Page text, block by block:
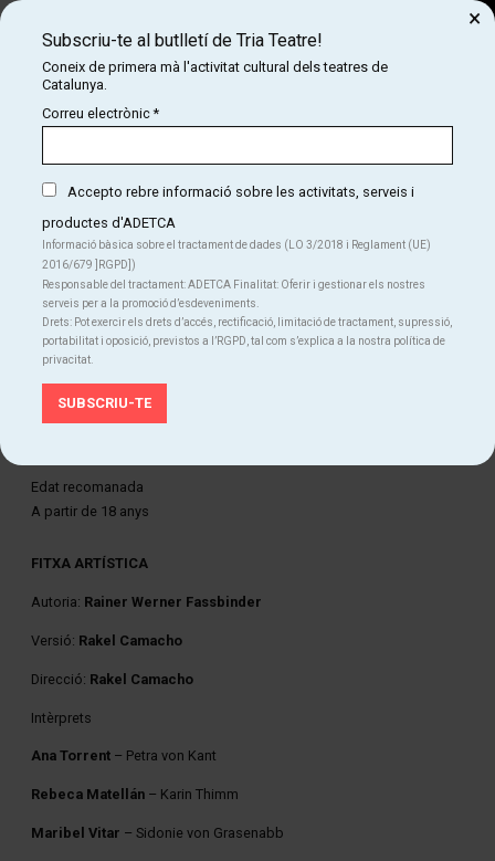
CARTELLERA
LAS AMARGAS LÁGRIMAS DE PETRA VON KANT
L'obra icònica de Fassbinder sobre els estralls de la passió
Del dt. 12.05.26al dg. 24.05.26
Teatre Romea
Durada:85 min
Edat recomanada
A partir de 18 anys
FITXA ARTÍSTICA
Autoria: Rainer Werner Fassbinder
Versió: Rakel Camacho
Direcció: Rakel Camacho
Intèrprets
Ana Torrent – Petra von Kant
Rebeca Matellán – Karin Thimm
Maribel Vitar – Sidonie von Grasenabb
Subscriu-te al butlletí de Tria Teatre!
Coneix de primera mà l'activitat cultural dels teatres de
Catalunya.
Correu electrònic*
Accepto rebre informació sobre les activitats, serveis i
productes d'ADETCA
Informació bàsica sobre el tractament de dades (LO 3/2018 i Reglament (UE)
2016/679 ]RGPD])
Responsable del tractament: ADETCA Finalitat: Oferir i gestionar els nostres
serveis per a la promoció d’esdeveniments.
Drets: Pot exercir els drets d’accés, rectificació, limitació de tractament, supressió,
portabilitat i oposició, previstos a l’RGPD, tal com s’explica a la nostra política de
privacitat.
×